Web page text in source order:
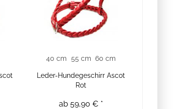
40 cm 55 cm 60 cm
Leder-Hundegeschirr Ascot
Rot
ab 59,90 € *